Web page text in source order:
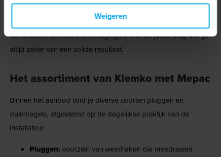
Weigeren
en betrouwbaarheid. Ze voorkomen dat schroeven losraken
en verlengen zo de levensduur van de montage. Van lichte
constructies tot zware bevestigingen: met de juiste plug ben je
altijd zeker van een solide resultaat.
Het assortiment van Klemko met Mepac
Binnen het aanbod vind je diverse soorten pluggen en
duimnagels, afgestemd op de dagelijkse praktijk van de
installateur.
Pluggen: voorzien van weerhaken die meedraaien